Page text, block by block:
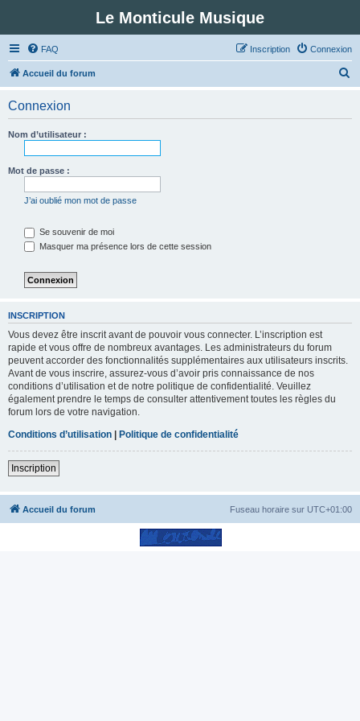
Le Monticule Musique
FAQ Connexion
Inscription
Accueil du forum
Connexion
Nom d’utilisateur :
Mot de passe :
J’ai oublié mon mot de passe
Se souvenir de moi
Masquer ma présence lors de cette session
INSCRIPTION
Vous devez être inscrit avant de pouvoir vous connecter. L’inscription est
rapide et vous offre de nombreux avantages. Les administrateurs du forum
peuvent accorder des fonctionnalités supplémentaires aux utilisateurs inscrits.
Avant de vous inscrire, assurez-vous d’avoir pris connaissance de nos
conditions d’utilisation et de notre politique de confidentialité. Veuillez
également prendre le temps de consulter attentivement toutes les règles du
forum lors de votre navigation.
Conditions d’utilisation | Politique de confidentialité
Inscription
Accueil du forum Fuseau horaire sur UTC+01:00